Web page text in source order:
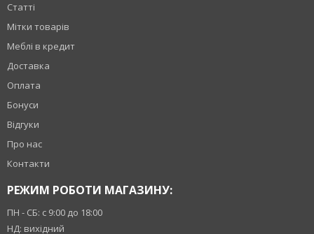
Статті
Мітки товарів
Меблі в кредит
Доставка
Оплата
Бонуси
Відгуки
Про нас
Контакти
РЕЖИМ РОБОТИ МАГАЗИНУ:
ПН - СБ: с 9:00 до 18:00
НД: вихідний